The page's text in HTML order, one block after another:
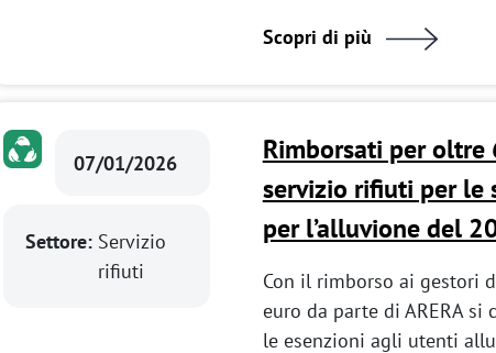
Scopri di più
07/01/2026
Settore: Servizio
rifiuti
Rimborsati per
servizio rifiuti per le
per l’alluvione del
Con il rimborso ai gestori
euro da parte di ARERA si
le esenzioni agli utenti